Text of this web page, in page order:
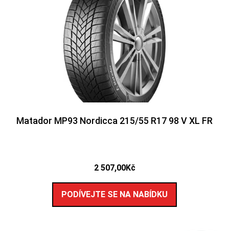
Matador MP93 Nordicca 215/55 R17 98 V XL FR
2 507,00Kč
PODÍVEJTE SE NA NABÍDKU